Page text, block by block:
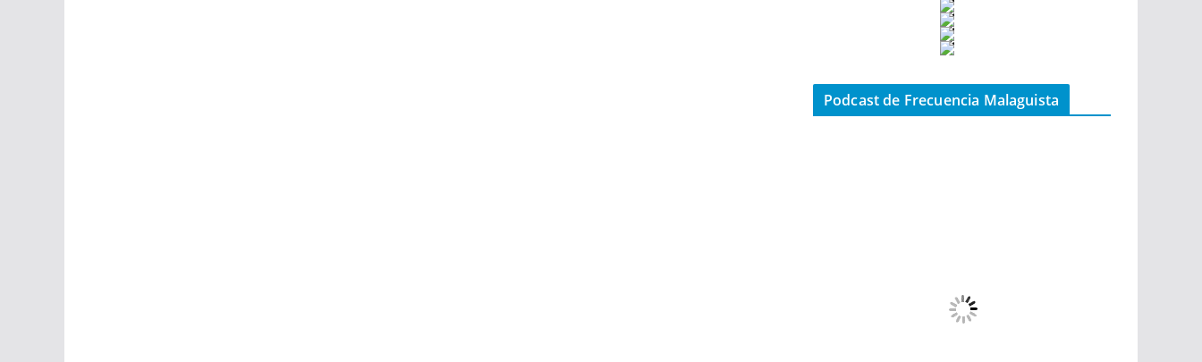
Podcast de Frecuencia Malaguista